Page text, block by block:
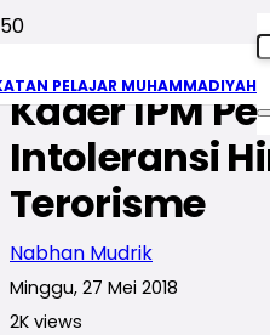
PELAJAR MUHAMMADIYAH
Nobar
Kader IPM
Intoleransi
Terorisme
Nabhan Mudrik
Minggu, 27 Mei 2018
2K views